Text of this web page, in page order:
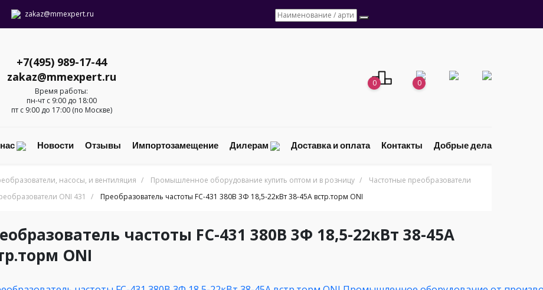
zakaz@mmexpert.ru
+7(495) 989-17-44
zakaz@mmexpert.ru
Время работы:
пн-чт с 9:00 до 18:00
пт с 9:00 до 17:00 (по Москве)
0 0
Новости Отзывы Импортозамещение Дилерам Доставка и оплата Контакты Добрые дела
насосы, и вентиляция / Промышленное оборудование купить оптом и в розницу /
Частотные преобразователи
ONI 431 / Преобразователь частоты FC-431 380В 3Ф 18,5-22кВт 38-45А встр.торм ONI
частоты FC-431 380В 3Ф 18,5-22кВт 38-45А
ONI